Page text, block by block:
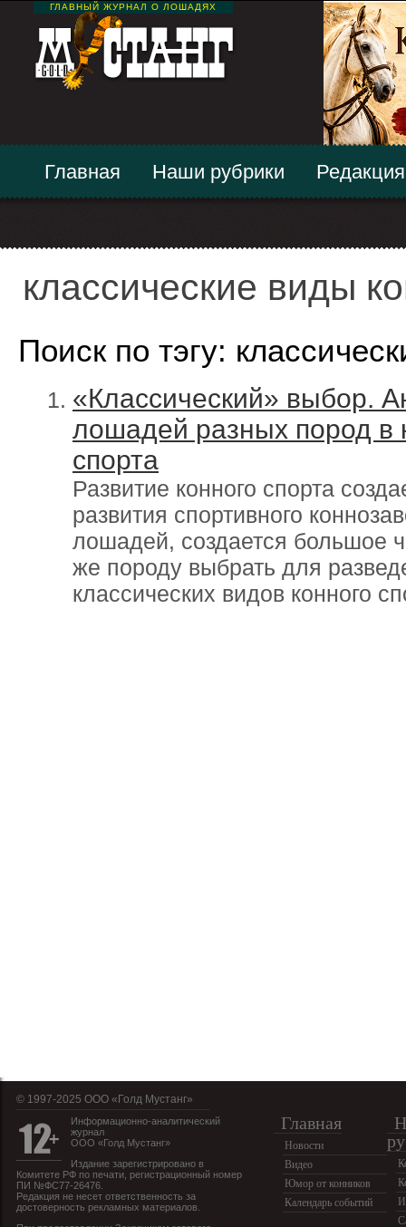
ГЛАВНЫЙ ЖУРНАЛ О ЛОШАДЯХ
Главная Наши рубрики Редакция
классические виды
Поиск по тэгу:
«Классический» выбор.
лошадей разных пород в
спорта
Развитие конного спорта
развития спортивного
лошадей, создается большое
же породу выбрать для
классических видов конного
© 1997-2025 OOO «Голд Мустанг»
Информационно-аналитический
журнал
ООО «Голд Мустанг»
Издание зарегистрировано в
Комитете РФ по печати, регистрационный номер
ПИ №ФС77-26476.
Редакция не несет ответственность за
достоверность рекламных материалов.
Главная
Новости
Видео
Юмор от конников
Календарь событий